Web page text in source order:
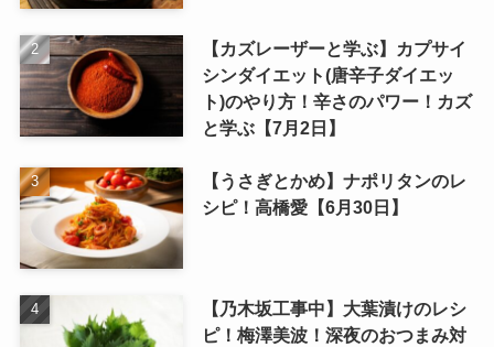
【カズレーザーと学ぶ】カプサイ
シンダイエット(唐辛子ダイエッ
ト)のやり方！辛さのパワー！カズ
と学ぶ【7月2日】
【うさぎとかめ】ナポリタンのレ
シピ！高橋愛【6月30日】
【乃木坂工事中】大葉漬けのレシ
ピ！梅澤美波！深夜のおつまみ対